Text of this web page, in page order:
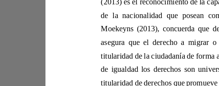
Moekeyn
de igual